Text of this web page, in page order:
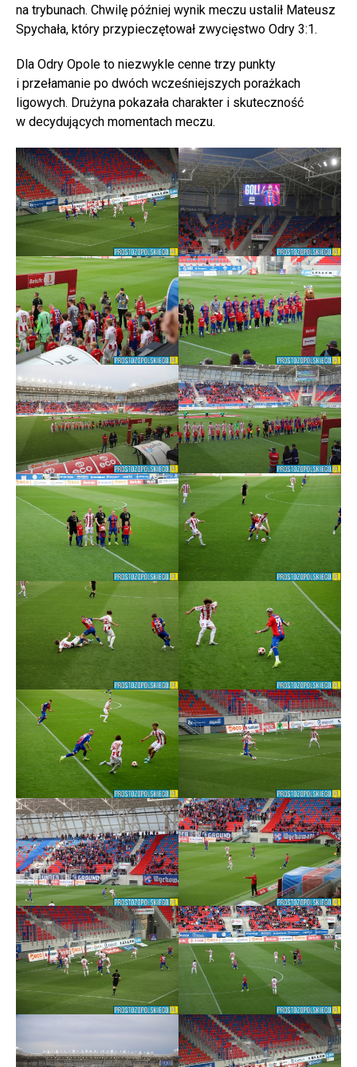
na trybunach. Chwilę później wynik meczu ustalił Mateusz
Spychała, który przypieczętował zwycięstwo Odry 3:1.
Dla Odry Opole to niezwykle cenne trzy punkty
i przełamanie po dwóch wcześniejszych porażkach
ligowych. Drużyna pokazała charakter i skuteczność
w decydujących momentach meczu.